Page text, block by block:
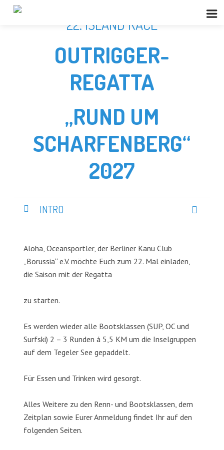
22. ISLAND RACE
OUTRIGGER-
REGATTA
„RUND UM
SCHARFENBERG“
2027
INTRO
Aloha, Oceansportler, der Berliner Kanu Club
„Borussia“ e.V. möchte Euch zum 22. Mal einladen,
die Saison mit der Regatta
zu starten.
Es werden wieder alle Bootsklassen (SUP, OC und
Surfski) 2 – 3 Runden á 5,5 KM um die Inselgruppen
auf dem Tegeler See gepaddelt.
Für Essen und Trinken wird gesorgt.
Alles Weitere zu den Renn- und Bootsklassen, dem
Zeitplan sowie Eurer Anmeldung findet Ihr auf den
folgenden Seiten.